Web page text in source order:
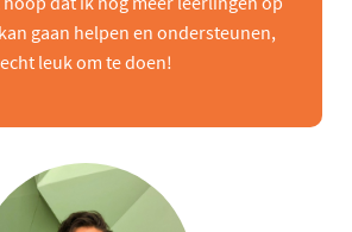
gaan helpen en ondersteunen,
echt leuk om te doen!